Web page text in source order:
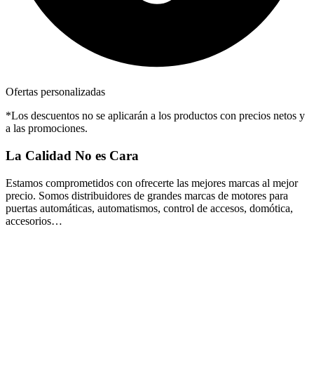
Ofertas personalizadas
*Los descuentos no se aplicarán a los productos con precios netos y
a las promociones.
La Calidad No es Cara
Estamos comprometidos con ofrecerte las mejores marcas al mejor
precio. Somos distribuidores de grandes marcas de motores para
puertas automáticas, automatismos, control de accesos, domótica,
accesorios…